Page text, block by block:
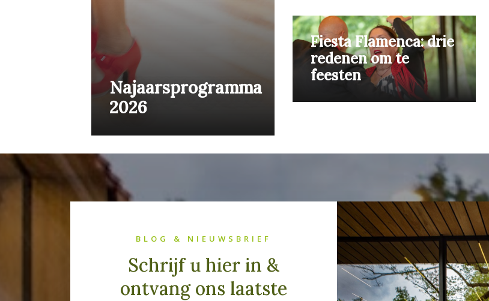
Najaarsprogramma
2026
Fiesta Flamenca: drie
redenen om te
feesten
BLOG & NIEUWSBRIEF
Schrijf u hier in &
ontvang ons laatste